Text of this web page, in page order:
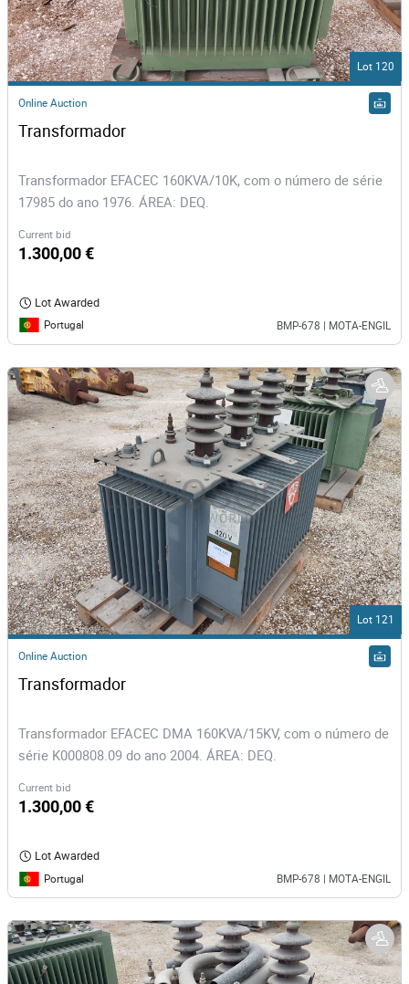
Lot 120
Online Auction
Transformador EFACEC 160KVA/10K, com o número de série
17985 do ano 1976. ÁREA: DEQ.
Current bid
1.300,00 €
Lot Awarded
Portugal BMP-678 | MOTA-ENGIL
Lot 121
Online Auction
Transformador EFACEC DMA 160KVA/15KV, com o número de
série K000808.09 do ano 2004. ÁREA: DEQ.
Current bid
1.300,00 €
Lot Awarded
Portugal BMP-678 | MOTA-ENGIL